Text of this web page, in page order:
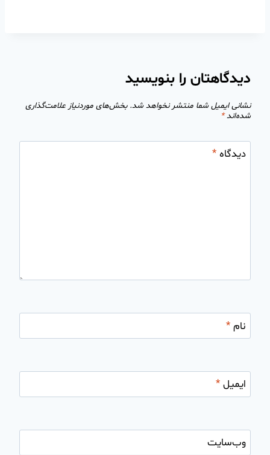
دیدگاهتان را بنویسید
نشانی ایمیل شما منتشر نخواهد شد. بخش‌های موردنیاز علامت‌گذاری
شده‌اند*
دیدگاه*
نام*
ایمیل*
وب‌سایت